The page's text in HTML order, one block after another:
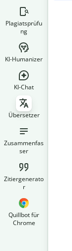
Plagiatsprüfu
ng
KI-Humanizer
KI-Chat
Übersetzer
Zusammenfas
ser
Zitiergenerato
r
Quillbot für
Chrome